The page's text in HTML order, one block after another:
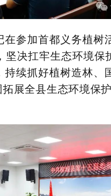
参加首都义务植
决扛牢生态环境保
续抓好植树造林
展全县生态环境保